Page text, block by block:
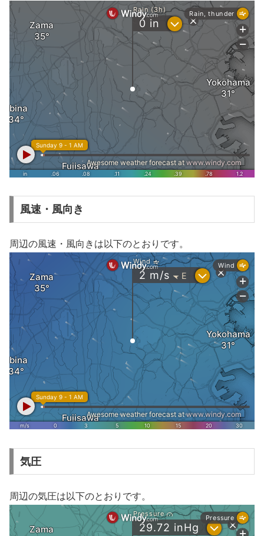
風速・風向き
周辺の風速・風向きは以下のとおりです。
気圧
周辺の気圧は以下のとおりです。